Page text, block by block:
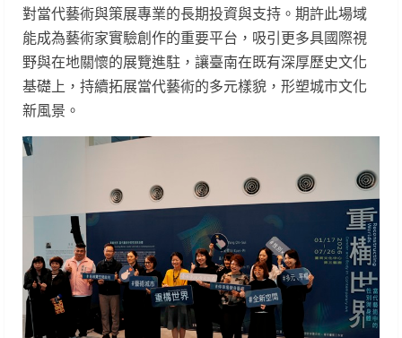
對當代藝術與策展專業的長期投資與支持。期許此場域
能成為藝術家實驗創作的重要平台，吸引更多具國際視
野與在地關懷的展覽進駐，讓臺南在既有深厚歷史文化
基礎上，持續拓展當代藝術的多元樣貌，形塑城市文化
新風景。